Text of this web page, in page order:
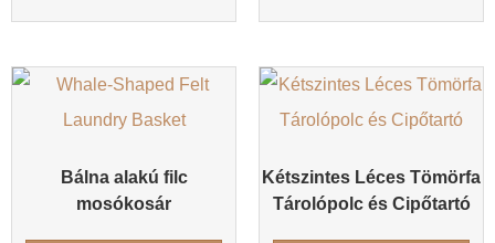
Bálna alakú filc
mosókosár
Kétszintes Léces Tömörfa
Tárolópolc és Cipőtartó